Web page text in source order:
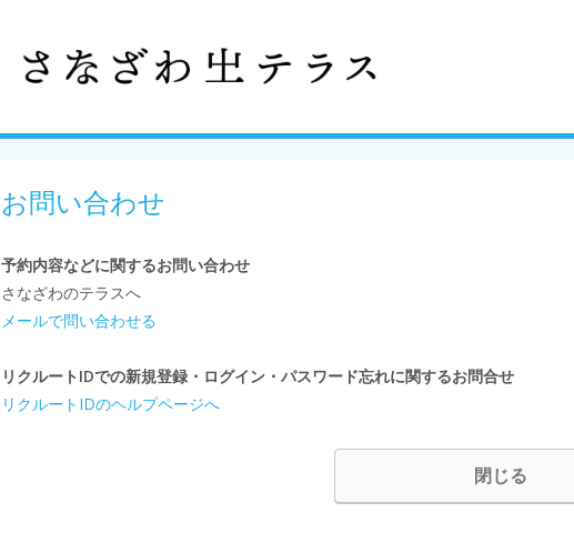
お問い合わせ
予約内容などに関するお問い合わせ
さなざわのテラスへ
メールで問い合わせる
リクルートIDでの新規登録・ログイン・パスワード忘れに関するお問合せ
リクルートIDのヘルプページへ
閉じる